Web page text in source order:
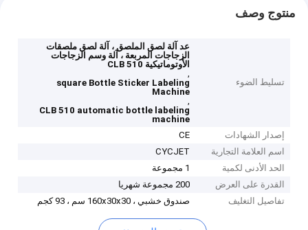
منتوج وصف
تسليط الضوء
عد آلة لصق الملصق ، آلة لصق ملصقات
الزجاجات المربعة ، آلة وسم الزجاجات
الأوتوماتيكية CLB 510
,
square Bottle Sticker Labeling
Machine
,
CLB 510 automatic bottle labeling
machine
إصدار الشهادات
CE
اسم العلامة التجارية
CYCJET
الحد الأدنى لكمية
1 مجموعة
القدرة على العرض
200 مجموعة شهريا
تفاصيل التغليف
صندوق خشبي ، 160x30x30 سم ، 93 كجم